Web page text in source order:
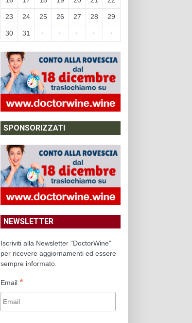
23 24 25 26 27 28 29
30 31 · · · · ·
SPONSORIZZATI
NEWSLETTER
Iscriviti alla Newsletter "DoctorWine"
per ricevere aggiornamenti ed essere
sempre informato.
Email *